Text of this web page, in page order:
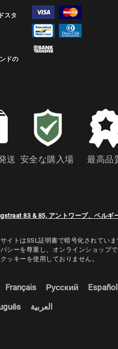
スタ
ドの
送 安全な購入場 最高品
83 & 85, アントワープ、ベルギ
イトはSSL証明書で暗号化されていま
シーを尊重し、オンラインショップ
ッキーを使用しておりません。
Français Русский Español
العربية